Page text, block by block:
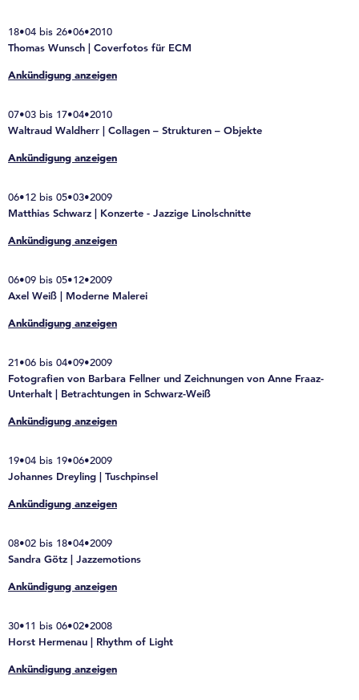
18•04 bis 26•06•2010
Thomas Wunsch | Coverfotos für ECM
Ankündigung anzeigen
07•03 bis 17•04•2010
Waltraud Waldherr | Collagen – Strukturen – Objekte
Ankündigung anzeigen
06•12 bis 05•03•2009
Matthias Schwarz | Konzerte - Jazzige Linolschnitte
Ankündigung anzeigen
06•09 bis 05•12•2009
Axel Weiß | Moderne Malerei
Ankündigung anzeigen
21•06 bis 04•09•2009
Fotografien von Barbara Fellner und Zeichnungen von Anne Fraaz-
Unterhalt | Betrachtungen in Schwarz-Weiß
Ankündigung anzeigen
19•04 bis 19•06•2009
Johannes Dreyling | Tuschpinsel
Ankündigung anzeigen
08•02 bis 18•04•2009
Sandra Götz | Jazzemotions
Ankündigung anzeigen
30•11 bis 06•02•2008
Horst Hermenau | Rhythm of Light
Ankündigung anzeigen